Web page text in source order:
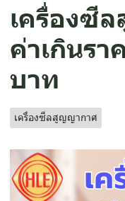
เครื่องซี
ค่าเกินรา
บาท
เครื่องซีลสูญญากาศ